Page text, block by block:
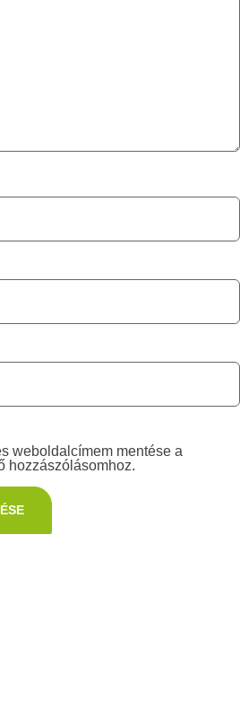
weboldalcímem mentése a
hozzászólásomhoz.